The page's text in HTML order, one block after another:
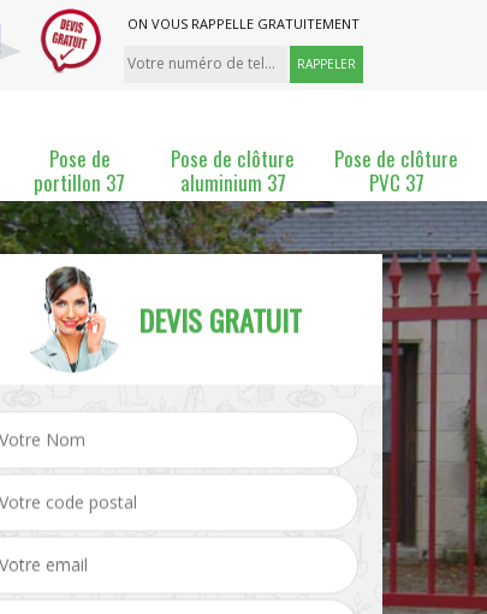
ON VOUS RAPPELLE GRATUITEMENT
Pose de
portillon 37
Pose de clôture
aluminium 37
Pose de clôture
PVC 37
Pose et changement de Pose de grillage 37
DEVIS GRATUIT